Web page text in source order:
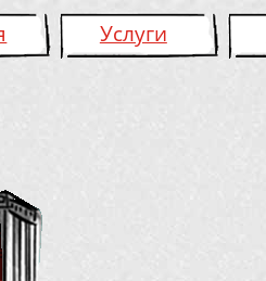
Услуги